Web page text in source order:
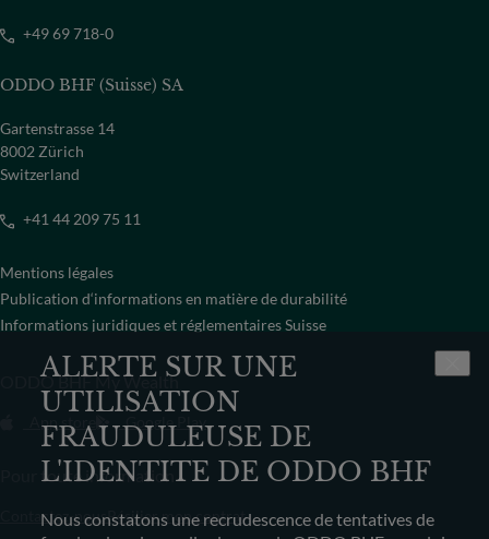
ALERTE SUR UNE
UTILISATION
FRAUDULEUSE DE
L'IDENTITE DE ODDO BHF
Nous constatons une recrudescence de tentatives de
+49 69 718-0
ODDO BHF (Suisse) SA
Gartenstrasse 14
8002 Zürich
Switzerland
+41 44 209 75 11
Mentions légales
Publication d‘informations en matière de durabilité
Informations juridiques et réglementaires Suisse
ODDO BHF My Wealth
App store Google Play
Pour toute information
Contactez-nousRésilier mon contrat